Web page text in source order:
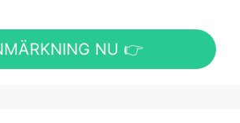
NU 👉